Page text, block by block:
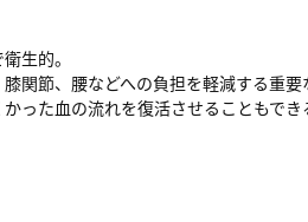
生的。
関節、腰などへの負担を軽減する重要
った血の流れを復活させることもでき